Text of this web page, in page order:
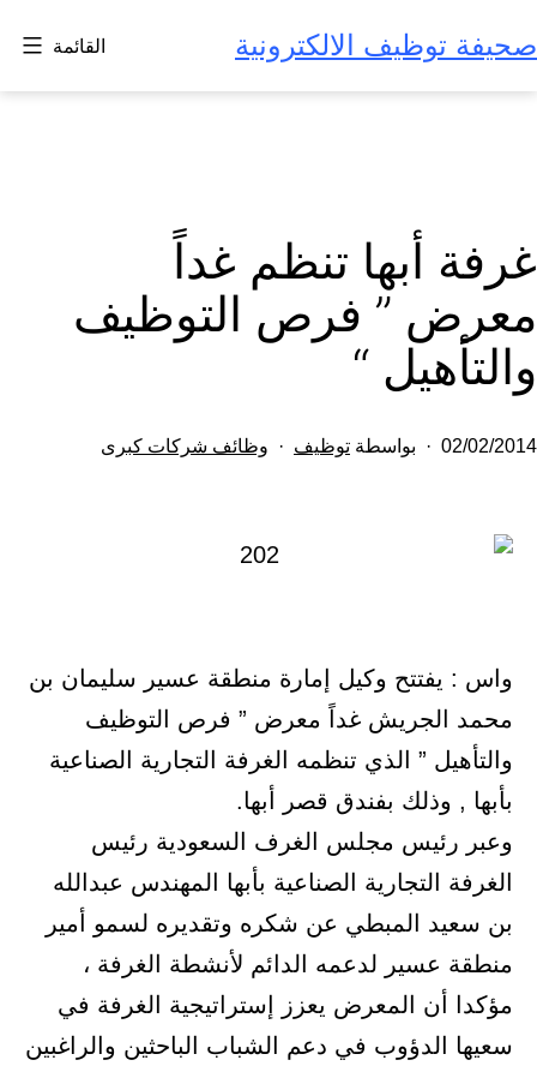
إلى
المحتوى
صحيفة توظيف الالكترونية القائمة
غرفة أبها تنظم غداً
معرض ” فرص التوظيف
والتأهيل “
تم
02/02/2014 بواسطة توظيف
مصنف
وظائف شركات كبرى
واس : يفتتح وكيل إمارة منطقة عسير سليمان بن
محمد الجريش غداً معرض ” فرص التوظيف
والتأهيل ” الذي تنظمه الغرفة التجارية الصناعية
بأبها , وذلك بفندق قصر أبها.
وعبر رئيس مجلس الغرف السعودية رئيس
الغرفة التجارية الصناعية بأبها المهندس عبدالله
بن سعيد المبطي عن شكره وتقديره لسمو أمير
منطقة عسير لدعمه الدائم لأنشطة الغرفة ،
مؤكدا أن المعرض يعزز إستراتيجية الغرفة في
سعيها الدؤوب في دعم الشباب الباحثين والراغبين